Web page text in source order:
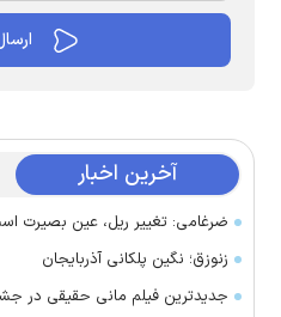
آخرین اخبار
ضرغامی: تغییر ریل، عین بصیرت
زنوزق؛ نگین پلکانی آذربایجان
جدیدترین فیلم مانی حقیقی در